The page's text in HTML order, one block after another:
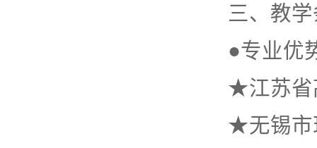
三、教
●专业优
★江苏省
★无锡市